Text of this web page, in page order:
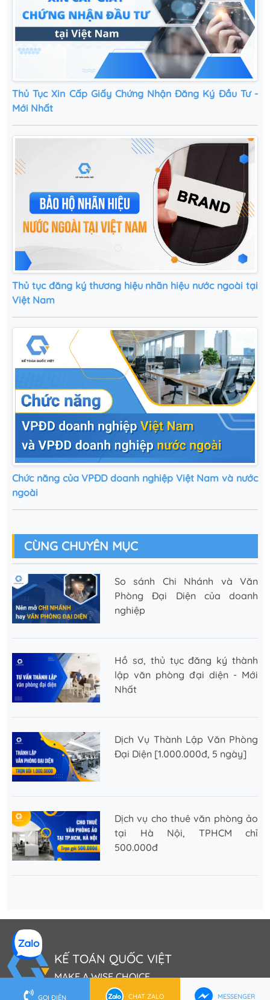
Thủ Tục Xin Cấp Giấy Chứng Nhận Đăng Ký Đầu Tư -
Mới Nhất
Thủ tục đăng ký thương hiệu nhãn hiệu nước ngoài tại
Việt Nam
Chức năng của VPĐD doanh nghiệp Việt Nam và nước
ngoài
CÙNG CHUYÊN MỤC
So sánh Chi Nhánh và Văn
Phòng Đại Diện của doanh
nghiệp
Hồ sơ, thủ tục đăng ký thành
lập văn phòng đại diện - Mới
Nhất
Dịch Vụ Thành Lập Văn Phòng
Đại Diện [1.000.000đ, 5 ngày]
Dịch vụ cho thuê văn phòng ảo
tại Hà Nội, TPHCM chỉ
500.000đ
KẾ TOÁN QUỐC VIỆT
MAKE A WISE CHOICE
GỌI ĐIỆN CHAT ZALO MESSENGER